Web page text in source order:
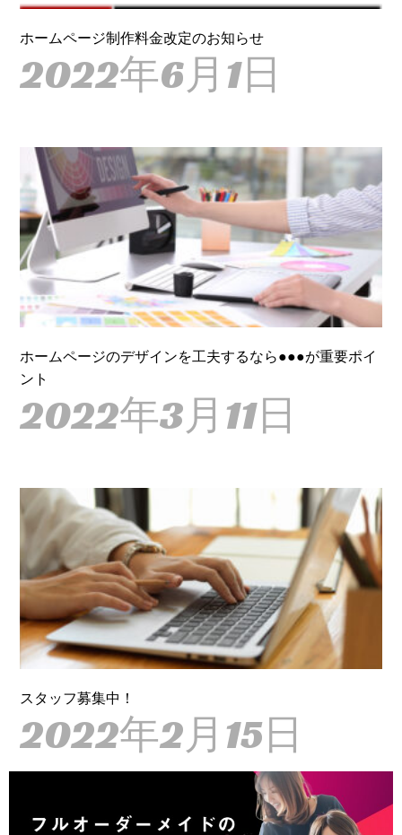
ホームページ制作料金改定のお知らせ
2022年6月1日
ホームページのデザインを工夫するなら●●●が重要ポイ
ント
2022年3月11日
スタッフ募集中！
2022年2月15日